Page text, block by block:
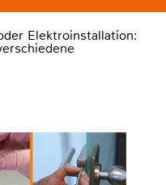
Elektroinstallation: